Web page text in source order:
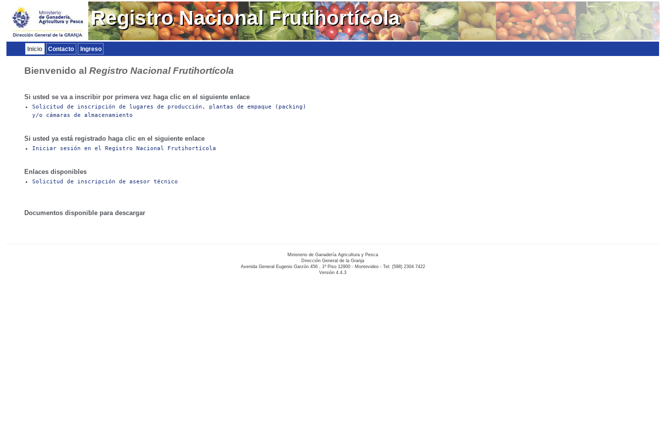
Registro Nacional Frutihortícola
Inicio Contacto Ingreso
Bienvenido alRegistro Nacional Frutihortícola
Si usted se va a inscribir por primera vez haga clic en el siguiente enlace
Solicitud de inscripción de lugares de producción, plantas de empaque (packing)
y/o cámaras de almacenamiento
Si usted ya está registrado haga clic en el siguiente enlace
Iniciar sesión en el Registro Nacional Frutihortícola
Enlaces disponibles
Solicitud de inscripción de asesor técnico
Documentos disponible para descargar
Ministerio de Ganadería Agricultura y Pesca
Dirección General de la Granja
Avenida General Eugenio Garzón 456 , 1º Piso 12900 - Montevideo - Tel: (598) 2304 7422
Versión 4.4.3